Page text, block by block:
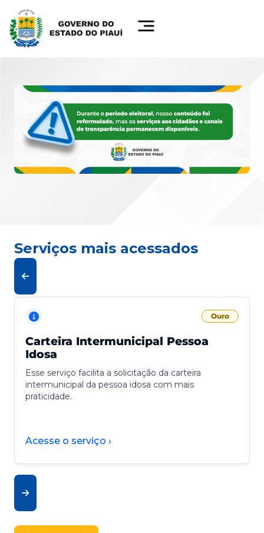
Serviços mais acessados
Ouro
Carteira Intermunicipal Pessoa
Idosa
Esse serviço facilita a solicitação da carteira
intermunicipal da pessoa idosa com mais
praticidade.
Acesse o serviço ›